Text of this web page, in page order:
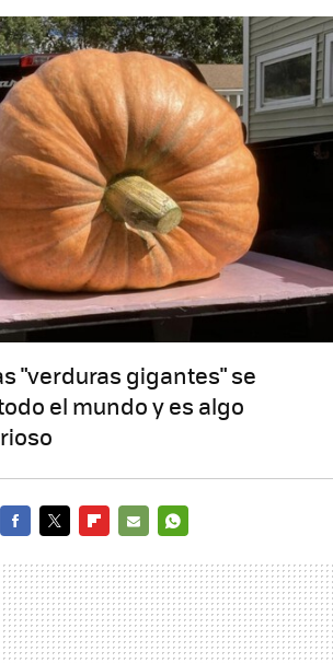
"verduras gigantes" se
el mundo y es algo
MAIL